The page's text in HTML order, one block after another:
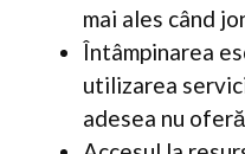
mai ales când
Întâmpinarea
utilizarea
adesea nu